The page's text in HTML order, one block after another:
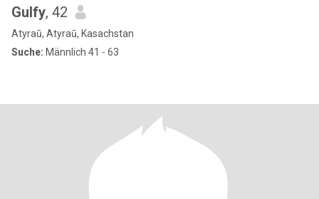
Gulfy, 42
Atyraū, Atyraū, Kasachstan
Suche: Männlich 41 - 63